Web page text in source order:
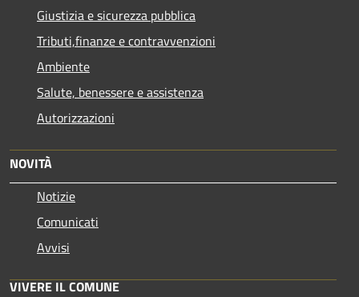
Giustizia e sicurezza pubblica
Tributi,finanze e contravvenzioni
Ambiente
Salute, benessere e assistenza
Autorizzazioni
NOVITÀ
Notizie
Comunicati
Avvisi
VIVERE IL COMUNE